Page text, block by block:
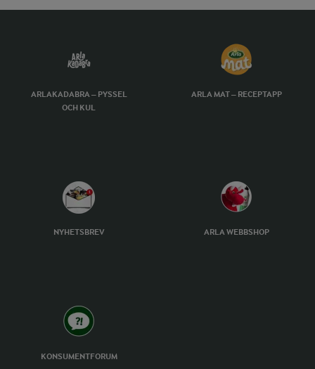
ARLAKADABRA – PYSSEL
OCH KUL
ARLA MAT – RECEPTAPP
NYHETSBREV ARLA WEBBSHOP
KONSUMENTFORUM